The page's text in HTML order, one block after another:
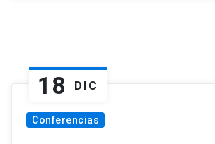
18 DIC
Conferencias